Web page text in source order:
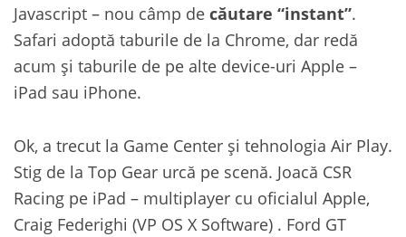
Javascript – nou câmp de căutare “instant”.
Safari adoptă taburile de la Chrome, dar redă
acum și taburile de pe alte device-uri Apple –
iPad sau iPhone.
Ok, a trecut la Game Center și tehnologia Air Play.
Stig de la Top Gear urcă pe scenă. Joacă CSR
Racing pe iPad – multiplayer cu oficialul Apple,
Craig Federighi (VP OS X Software) . Ford GT